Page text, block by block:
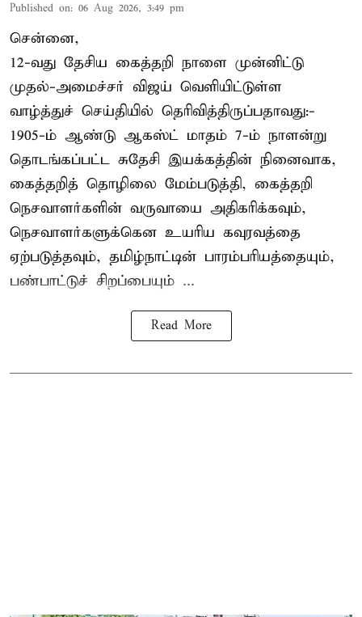
Published on: 06 Aug 2026, 3:49 pm
சென்னை,
12-வது தேசிய கைத்தறி நாளை முன்னிட்டு
முதல்-அமைச்சர் விஜய் வெளியிட்டுள்ள
வாழ்த்துச் செய்தியில் தெரிவித்திருப்பதாவது:-
1905-ம் ஆண்டு ஆகஸ்ட் மாதம் 7-ம் நாளன்று
தொடங்கப்பட்ட சுதேசி இயக்கத்தின் நினைவாக,
கைத்தறித் தொழிலை மேம்படுத்தி, கைத்தறி
நெசவாளர்களின் வருவாயை அதிகரிக்கவும்,
நெசவாளர்களுக்கென உயரிய கவுரவத்தை
ஏற்படுத்தவும், தமிழ்நாட்டின் பாரம்பரியத்தையும்,
பண்பாட்டுச் சிறப்பையும் ...
Read More